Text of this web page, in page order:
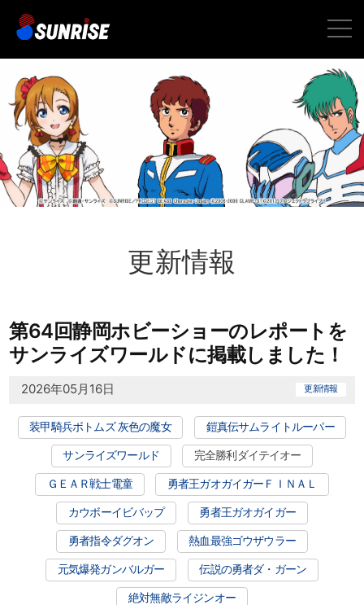
toggle
更新情報
第64回静岡ホビーショーのレポートを
サンライズワールドに掲載しました！
2026年05月16日 更新情報
装甲騎兵ボトムズ 灰色の魔女 鎧真伝サムライトルーパー
サンライズワールド 完全勝利ダイテイオー
ＧＥＡＲ戦士電童 勇者王ガオガイガーＦＩＮＡＬ
カウボーイビバップ 勇者王ガオガイガー
勇者指令ダグオン 熱血最強ゴウザウラー
元気爆発ガンバルガー 伝説の勇者ダ・ガーン
絶対無敵ライジンオー